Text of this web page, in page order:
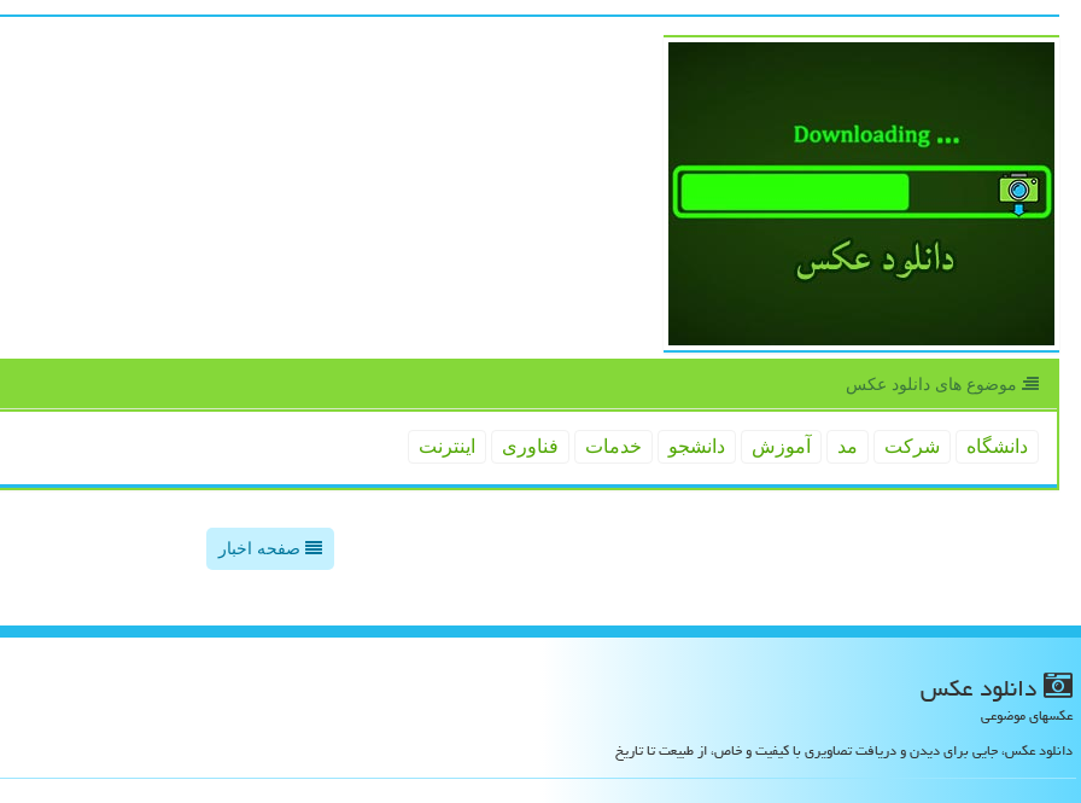
موضوع های دانلود عكس
دانشگاه شركت مد آموزش دانشجو خدمات فناوری اینترنت
صفحه اخبار
دانلود عكس
عکسهای موضوعی
دانلود عکس، جایی برای دیدن و دریافت تصاویری با کیفیت و خاص، از طبیعت تا تاریخ